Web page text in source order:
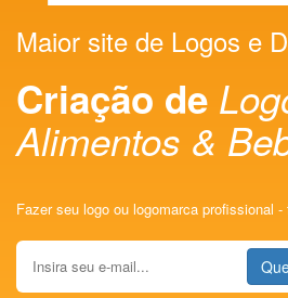
Maior site de Logos e
Criação de
Alimentos &
Fazer seu logo ou logomarca profissional